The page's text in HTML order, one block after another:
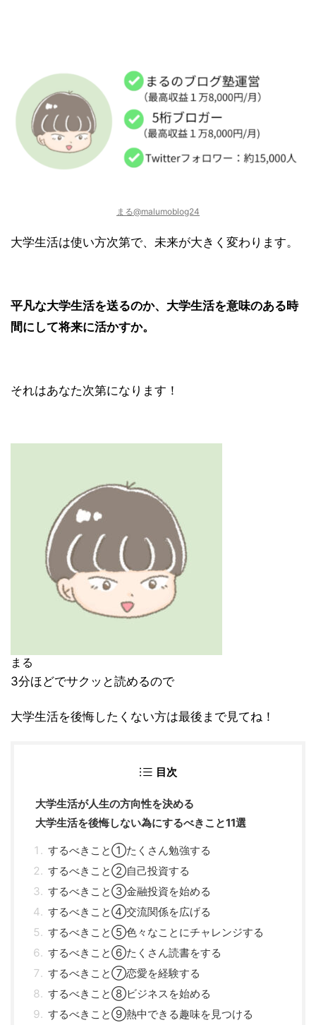
まる@malumoblog24
大学生活は使い方次第で、 未来が大きく変わります。
平凡な大学生活を送るのか、大学生活を意味のある時
間にして将来に活かすか。
それはあなた次第になります！
まる
3分ほどでサクッと読めるので
大学生活を後悔したくない方は最後まで見てね！
目次
大学生活が人生の方向性を決める
大学生活を後悔しない為にするべきこと11選
するべきこと①たくさん勉強する
するべきこと②自己投資する
するべきこと③金融投資を始める
するべきこと④交流関係を広げる
するべきこと⑤色々なことにチャレンジする
するべきこと⑥たくさん読書をする
するべきこと⑦恋愛を経験する
するべきこと⑧ビジネスを始める
するべきこと⑨熱中できる趣味を見つける